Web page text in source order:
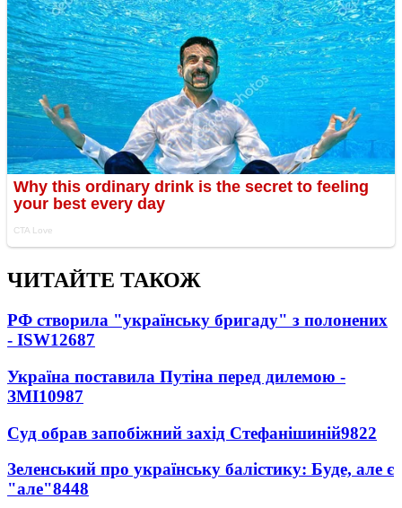
ЧИТАЙТЕ ТАКОЖ
РФ створила "українську бригаду" з полонених
- ISW12687
Україна поставила Путіна перед дилемою -
ЗМІ10987
Суд обрав запобіжний захід Стефанішиній9822
Зеленський про українську балістику: Буде, але є
"але"8448